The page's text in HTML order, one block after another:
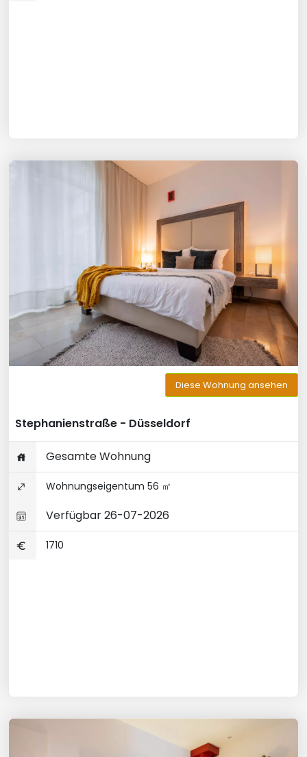
Diese Wohnung ansehen
Stephanienstraße - Düsseldorf
Gesamte Wohnung
Wohnungseigentum 56 ㎡
Verfügbar 26-07-2026
1710